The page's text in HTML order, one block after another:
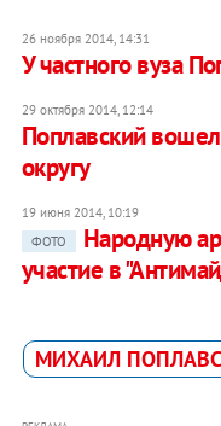
26 ноября 2014, 14:31
У частного вуза
29 октября 2014, 12:14
Поплавский
округу
19 июня 2014, 10:19
ФОТО
Народную
участие в
МИХАИЛ